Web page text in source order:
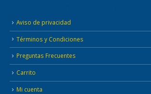
Aviso de privacidad
Términos y Condiciones
Preguntas Frecuentes
Carrito
Mi cuenta